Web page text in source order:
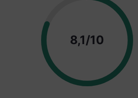
8,1/10 Punkte